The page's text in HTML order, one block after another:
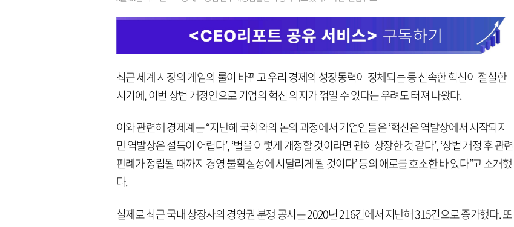
최근 세계 시장의 게임의 룰이 바뀌고 우리 경제의 성장동력이 정체되는 등 신속한 혁신이 절실한
시기에, 이번 상법 개정안으로 기업의 혁신 의지가 꺾일 수 있다는 우려도 터져 나왔다.
이와 관련해 경제계는 “지난해 국회와의 논의 과정에서 기업인들은 ‘혁신은 역발상에서 시작되지
만 역발상은 설득이 어렵다’, ‘법을 이렇게 개정할 것이라면 괜히 상장한 것 같다’, ‘상법 개정 후 관련
판례가 정립될 때까지 경영 불확실성에 시달리게 될 것이다’ 등의 애로를 호소한 바 있다”고 소개했
다.
실제로 최근 국내 상장사의 경영권 분쟁 공시는 2020년 216건에서 지난해 315건으로 증가했다. 또